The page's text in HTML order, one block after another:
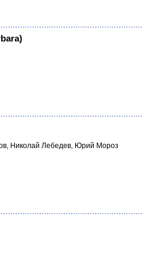
Николай Лебедев, Юрий Мороз